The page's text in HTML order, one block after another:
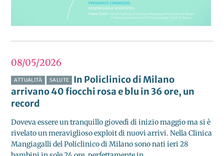
08/052026
ATTUALITÀ SALUTE
In Policlinico di Milano
arrivano 40 fiocchi rosa e blu in 36 ore, un
record
Doveva essere un tranquillo giovedì di inizio maggio ma si è
rivelato un meraviglioso exploit di nuovi arrivi. Nella Clinica
Mangiagalli del Policlinico di Milano sono nati ieri 28